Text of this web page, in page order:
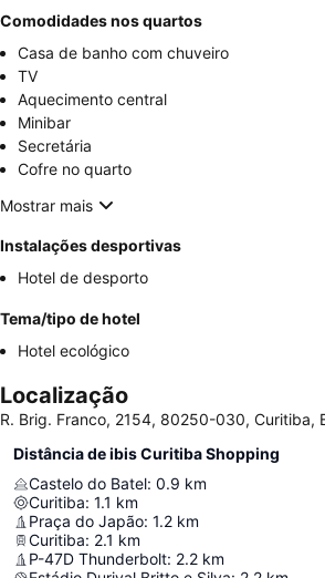
Comodidades nos quartos
Casa de banho com chuveiro
TV
Aquecimento central
Minibar
Secretária
Cofre no quarto
Mostrar mais
Instalações desportivas
Hotel de desporto
Tema/tipo de hotel
Hotel ecológico
Localização
R. Brig. Franco, 2154, 80250-030, Curitiba,
Distância de ibis Curitiba Shopping
Castelo do Batel: 0.9 km
Curitiba: 1.1 km
Praça do Japão: 1.2 km
Curitiba: 2.1 km
P-47D Thunderbolt: 2.2 km